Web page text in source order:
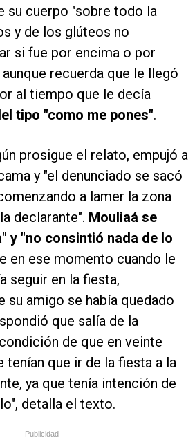
su cuerpo "sobre todo la
y de los glúteos no
si fue por encima o por
recuerda que le llegó
al tiempo que le decía
tipo "como me pones".
prosigue el relato, empujó a
y "el denunciado se sacó
a lamer la zona
declarante". Mouliaá se
y "no consintió nada de lo
en ese momento cuando le
seguir en la fiesta,
su amigo se había quedado
que salía de la
de que en veinte
tenían que ir de la fiesta a la
ya que tenía intención de
detalla el texto.
Publicidad